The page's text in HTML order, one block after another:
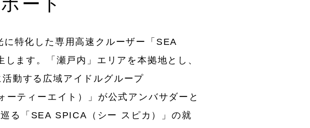
特化した専用高速クルーザー「SEA
ます。「瀬戸内」エリアを本拠地とし、
動する広域アイドルグループ
ティーエイト）」が公式アンバサダーと
る「SEA SPICA（シー スピカ）」の就